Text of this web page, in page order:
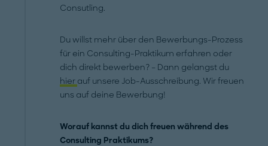
Consutling.
Du willst mehr über den Bewerbungs-Prozess
für ein Consulting-Praktikum erfahren oder
dich direkt bewerben? – Dann gelangst du
hier auf unsere Job-Ausschreibung. Wir freuen
uns auf deine Bewerbung!
Worauf kannst du dich freuen während des
Consulting Praktikums?